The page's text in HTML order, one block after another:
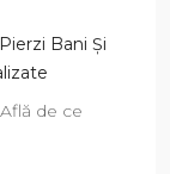
Bani Și
de ce